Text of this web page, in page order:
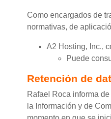
Como encargados de
normativas, de
A2 Hosting, Inc.,
Puede
Retención de
Rafael Roca informa
la Información y de